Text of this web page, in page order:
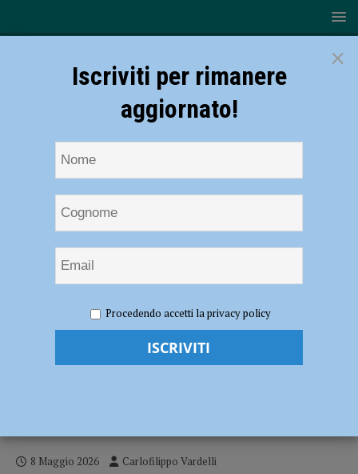
Fiorenzuola Bees, inizia la corsa playout: domani Gara 1 al PalArquato
contro Ravenna
Serie B – Fiorenzuola Bees, inizia la corsa
8 Maggio 2026 Carlofilippo Vardelli
×
Iscriviti per rimanere
aggiornato!
Procedendo accetti la privacy policy